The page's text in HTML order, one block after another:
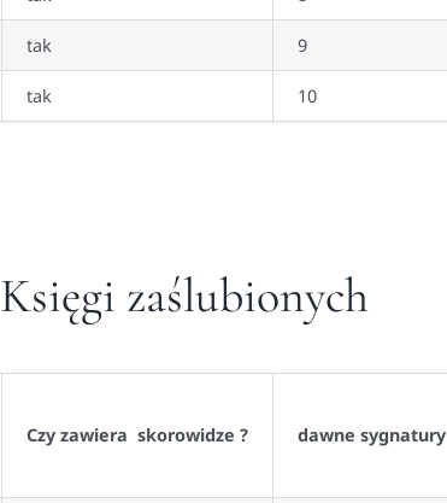
tak 9
tak 10
Księgi zaślubionych
Czy zawiera skorowidze ? dawne sygnatury